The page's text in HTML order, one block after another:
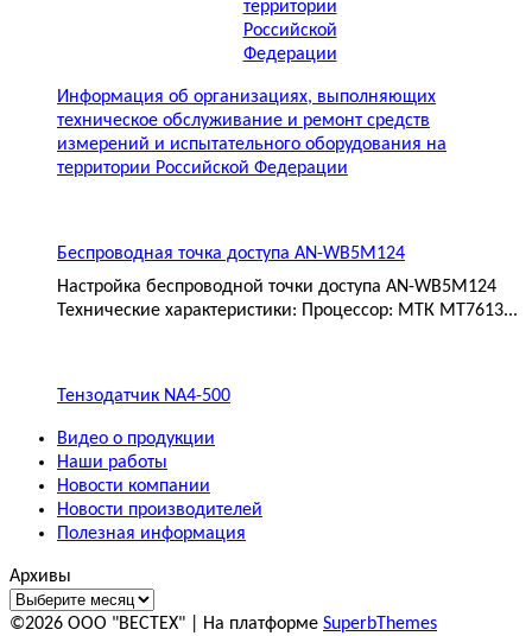
Информация об организациях, выполняющих
техническое обслуживание и ремонт средств
измерений и испытательного оборудования на
территории Российской Федерации
Беспроводная точка доступа AN-WB5M124
Настройка беспроводной точки доступа AN-WB5M124
Технические характеристики: Процессор: МТК MT7613...
Тензодатчик NA4-500
Видео о продукции
Наши работы
Новости компании
Новости производителей
Полезная информация
Архивы
©2026 ООО "ВЕСТЕХ" | На платформе SuperbThemes